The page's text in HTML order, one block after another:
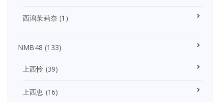
西潟茉莉奈 (1)
NMB48 (133)
上西怜 (39)
上西恵 (16)